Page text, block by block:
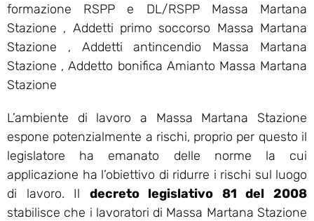
formazione RSPP e DL/RSPP Massa Martana
Stazione , Addetti primo soccorso Massa Martana
Stazione , Addetti antincendio Massa Martana
Stazione , Addetto bonifica Amianto Massa Martana
Stazione
L’ambiente di lavoro a Massa Martana Stazione
espone potenzialmente a rischi, proprio per questo il
legislatore ha emanato delle norme la cui
applicazione ha l’obiettivo di ridurre i rischi sul luogo
di lavoro. Il decreto legislativo 81 del 2008
stabilisce che i lavoratori di Massa Martana Stazione